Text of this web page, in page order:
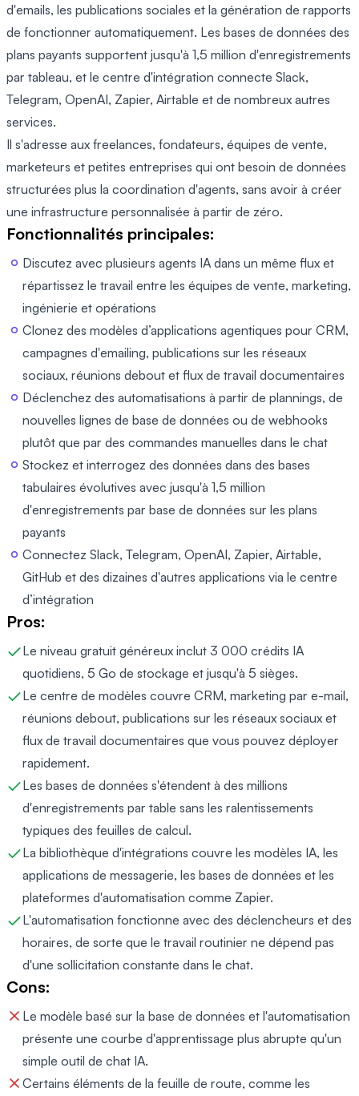
d'emails, les publications sociales et la génération de rapports
de fonctionner automatiquement. Les bases de données des
plans payants supportent jusqu'à 1,5 million d'enregistrements
par tableau, et le centre d'intégration connecte Slack,
Telegram, OpenAI, Zapier, Airtable et de nombreux autres
services.
Il s'adresse aux freelances, fondateurs, équipes de vente,
marketeurs et petites entreprises qui ont besoin de données
structurées plus la coordination d'agents, sans avoir à créer
une infrastructure personnalisée à partir de zéro.
Fonctionnalités principales:
Discutez avec plusieurs agents IA dans un même flux et
répartissez le travail entre les équipes de vente, marketing,
ingénierie et opérations
Clonez des modèles d’applications agentiques pour CRM,
campagnes d'emailing, publications sur les réseaux
sociaux, réunions debout et flux de travail documentaires
Déclenchez des automatisations à partir de plannings, de
nouvelles lignes de base de données ou de webhooks
plutôt que par des commandes manuelles dans le chat
Stockez et interrogez des données dans des bases
tabulaires évolutives avec jusqu'à 1,5 million
d'enregistrements par base de données sur les plans
payants
Connectez Slack, Telegram, OpenAI, Zapier, Airtable,
GitHub et des dizaines d'autres applications via le centre
d’intégration
Pros:
Le niveau gratuit généreux inclut 3 000 crédits IA
quotidiens, 5 Go de stockage et jusqu'à 5 sièges.
Le centre de modèles couvre CRM, marketing par e-mail,
réunions debout, publications sur les réseaux sociaux et
flux de travail documentaires que vous pouvez déployer
rapidement.
Les bases de données s'étendent à des millions
d'enregistrements par table sans les ralentissements
typiques des feuilles de calcul.
La bibliothèque d'intégrations couvre les modèles IA, les
applications de messagerie, les bases de données et les
plateformes d'automatisation comme Zapier.
L'automatisation fonctionne avec des déclencheurs et des
horaires, de sorte que le travail routinier ne dépend pas
d'une sollicitation constante dans le chat.
Cons:
Le modèle basé sur la base de données et l'automatisation
présente une courbe d'apprentissage plus abrupte qu'un
simple outil de chat IA.
Certains éléments de la feuille de route, comme les